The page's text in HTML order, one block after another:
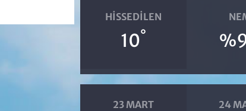
HISSEDILEN
10°
23 MART 24